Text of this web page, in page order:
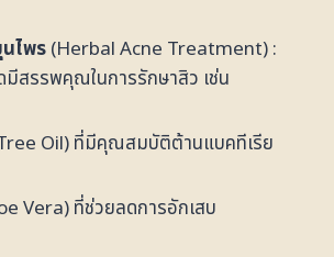
ไพร(Herbal Acne Treatment) :
สรรพคุณในการรักษาสิว เช่น
Oil) ที่มีคุณสมบัติต้านแบคทีเรีย
Vera) ที่ช่วยลดการอักเสบ